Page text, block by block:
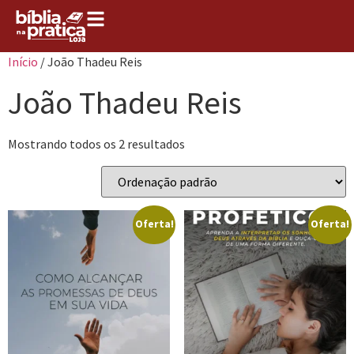
Início / João Thadeu Reis
João Thadeu Reis
Mostrando todos os 2 resultados
Oferta! Oferta!